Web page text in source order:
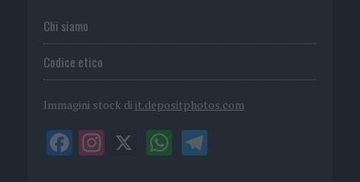
Chi siamo
Codice etico
Immagini stock di it.depositphotos.com